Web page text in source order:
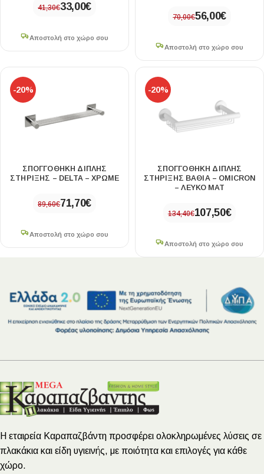
41,30€33,00€
Αποστολή στο χώρο σου
70,00€56,00€
Αποστολή στο χώρο σου
-20%
ΣΠΟΓΓΟΘΗΚΗ ΔΙΠΛΗΣ
ΣΤΗΡΙΞΗΣ – DELTA – ΧΡΩΜΕ
89,60€71,70€
Αποστολή στο χώρο σου
-20%
ΣΠΟΓΓΟΘΗΚΗ ΔΙΠΛΗΣ
ΣΤΗΡΙΞΗΣ ΒΑΘΙΑ – OMICRON
– ΛΕΥΚΟ ΜΑΤ
134,40€107,50€
Αποστολή στο χώρο σου
Η εταιρεία Καραπαζβάντη προσφέρει ολοκληρωμένες λύσεις σε
πλακάκια και είδη υγιεινής, με ποιότητα και επιλογές για κάθε
χώρο.